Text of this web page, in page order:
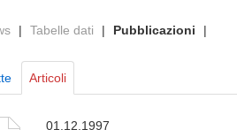
| Tabelle dati | Pubblicazioni |
Articoli
01.12.1997